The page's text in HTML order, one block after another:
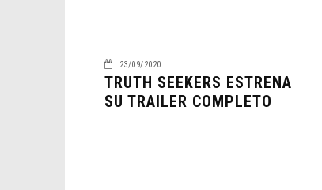
23/09/2020
TRUTH SEEKERS ESTRENA
SU TRAILER COMPLETO